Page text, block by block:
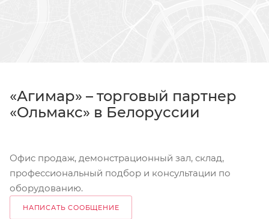
«Агимар» – торговый партнер
«Ольмакс» в Белоруссии
Офис продаж, демонстрационный зал, склад,
профессиональный подбор и консультации по
оборудованию.
НАПИСАТЬ СООБЩЕНИЕ